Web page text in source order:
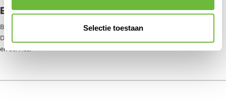
Selectie toestaan
ERVARINGEN VAN ONZE KLANTEN
Bekijk wat onze klanten zeggen over hun samenwerking met
Dakmaterialen.com. Hun feedback bevestigt onze toewijding aan kwaliteit
en service.